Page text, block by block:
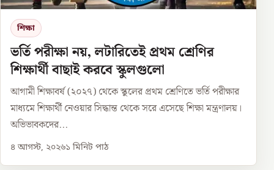
শিক্ষা
ভর্তি পরীক্ষা নয়, লটারিতেই প্রথম শ্রেণির
শিক্ষার্থী বাছাই করবে স্কুলগুলো
আগামী শিক্ষাবর্ষ (২০২৭) থেকে স্কুলের প্রথম শ্রেণিতে ভর্তি পরীক্ষার
মাধ্যমে শিক্ষার্থী নেওয়ার সিদ্ধান্ত থেকে সরে এসেছে শিক্ষা মন্ত্রণালয়।
অভিভাবকদের...
৪ আগস্ট, ২০২৬১ মিনিট পাঠ